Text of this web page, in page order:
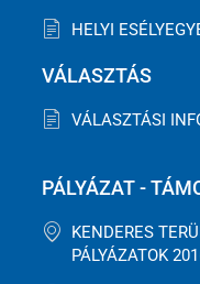
HELYI
VÁLASZTÁS
VÁLASZTÁSI
PÁLYÁZAT -
KENDERES
PÁLYÁZATOK